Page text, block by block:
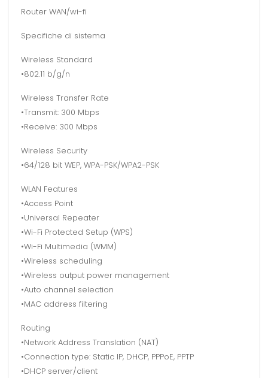
Router WAN/wi-fi
Specifiche di sistema
Wireless Standard
•802.11 b/g/n
Wireless Transfer Rate
•Transmit: 300 Mbps
•Receive: 300 Mbps
Wireless Security
•64/128 bit WEP, WPA-PSK/WPA2-PSK
WLAN Features
•Access Point
•Universal Repeater
•Wi-Fi Protected Setup (WPS)
•Wi-Fi Multimedia (WMM)
•Wireless scheduling
•Wireless output power management
•Auto channel selection
•MAC address filtering
Routing
•Network Address Translation (NAT)
•Connection type: Static IP, DHCP, PPPoE, PPTP
•DHCP server/client